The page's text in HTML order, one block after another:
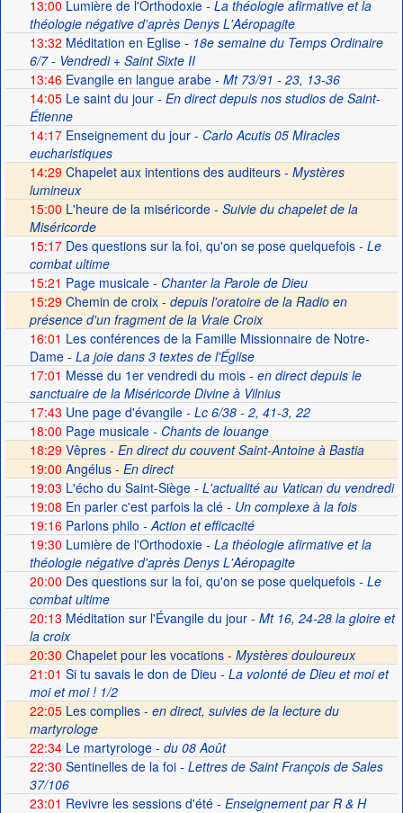
13:00 Lumière de l'Orthodoxie- La théologie afirmative et la
théologie négative d'après Denys L'Aéropagite
13:32 Méditation en Eglise- 18e semaine du Temps Ordinaire
6/7 - Vendredi + Saint Sixte II
13:46Evangile en langue arabe- Mt 73/91 - 23, 13-36
14:05Le saint du jour- En direct depuis nos studios de Saint-
Étienne
14:17Enseignement du jour- Carlo Acutis 05 Miracles
eucharistiques
14:29 Chapelet aux intentions des auditeurs - Mystères
lumineux
15:00 L'heure de la miséricorde - Suivie du chapelet de la
Miséricorde
15:17Des questions sur la foi, qu'on se pose quelquefois- Le
combat ultime
15:21 Page musicale- Chanter la Parole de Dieu
15:29 Chemin de croix - depuis l'oratoire de la Radio en
présence d'un fragment de la Vraie Croix
16:01 Les conférences de la Famille Missionnaire de Notre-
Dame- La joie dans 3 textes de l'Église
17:01 Messe du 1er vendredi du mois- en direct depuis le
sanctuaire de la Miséricorde Divine à Vilnius
17:43 Une page d'évangile- Lc 6/38 - 2, 41-3, 22
18:00 Page musicale- Chants de louange
18:29 Vêpres - En direct du couvent Saint-Antoine à Bastia
19:00 Angélus - En direct
19:03 L'écho du Saint-Siège- L'actualité au Vatican du vendredi
19:08 En parler c'est parfois la clé- Un complexe à la fois
19:16Parlons philo - Action et efficacité
19:30 Lumière de l'Orthodoxie- La théologie afirmative et la
théologie négative d'après Denys L'Aéropagite
20:00 Des questions sur la foi, qu'on se pose quelquefois- Le
combat ultime
20:13 Méditation sur l'Évangile du jour- Mt 16, 24-28 la gloire et
la croix
20:30 Chapelet pour les vocations - Mystères douloureux
21:01 Si tu savais le don de Dieu - La volonté de Dieu et moi et
moi et moi ! 1/2
22:05Les complies - en direct, suivies de la lecture du
martyrologe
22:34Le martyrologe- du 08 Août
22:30 Sentinelles de la foi- Lettres de Saint François de Sales
37/106
23:01 Revivre les sessions d'été- Enseignement par R & H